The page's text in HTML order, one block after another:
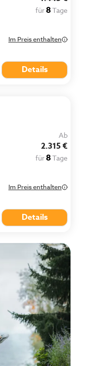
für8Tage
Im Preis enthalten
Details
Ab
2.315 €
für8Tage
Im Preis enthalten
Details